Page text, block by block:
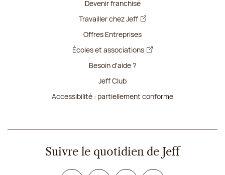
Devenir franchisé
Travailler chez Jeff
Offres Entreprises
Écoles et associations
Besoin d'aide ?
Jeff Club
Accessibilité : partiellement conforme
Suivre le quotidien de Jeff